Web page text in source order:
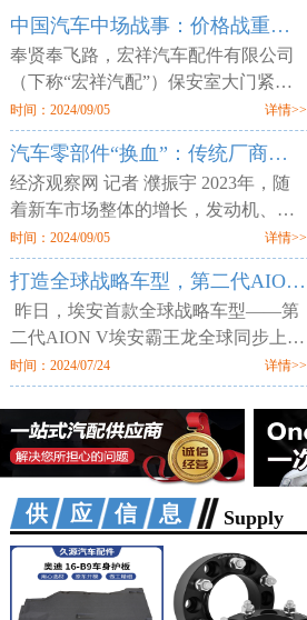
中国汽车中场战事：价格战重锤零部件供应商
奉贤奉飞路，宏祥汽车配件有限公司
（下称“宏祥汽配”）保安室大门紧
闭，但工厂大门却敞开，外人可以随
意进出。两层楼的厂区空空荡荡，所
有的产线、物料均已搬空，仅剩为数
时间：2024/09/05 详情>>
汽车零部件“换血”：传统厂商业绩平淡 增量部件厂商利润走高
经济观察网 记者 濮振宇 2023年，随
着新车市场整体的增长，发动机、轮
胎等传统汽车零部件企业获得了业绩
增长，但更多的传统零部件企业则业
绩不佳。汽车行业向电动化与智能化
时间：2024/09/05 详情>>
打造全球战略车型，第二代AION V售12.98万元起
昨日，埃安首款全球战略车型——第
二代AION V埃安霸王龙全球同步上
市。新车定位新硬派智驾SUV，提供
520km、650km、750km三种续航7个
配置版本，售价区间为12.98万-18.98
万元。值
时间：2024/07/24 详情>>
供应信息 Supply